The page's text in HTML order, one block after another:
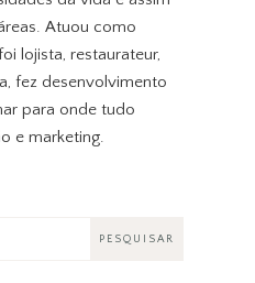
Atuou como
lojista, restaurateur,
fez desenvolvimento
para onde tudo
e marketing.